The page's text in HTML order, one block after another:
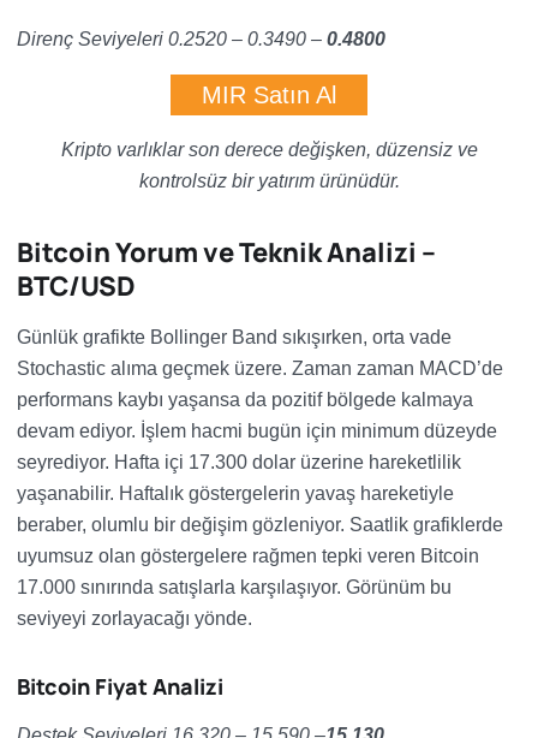
Direnç Seviyeleri 0.2520 – 0.3490 – 0.4800
MIR Satın Al
Kripto varlıklar son derece değişken, düzensiz ve
kontrolsüz bir yatırım ürünüdür.
Bitcoin Yorum ve Teknik Analizi –
BTC/USD
Günlük grafikte Bollinger Band sıkışırken, orta vade
Stochastic alıma geçmek üzere. Zaman zaman MACD’de
performans kaybı yaşansa da pozitif bölgede kalmaya
devam ediyor. İşlem hacmi bugün için minimum düzeyde
seyrediyor. Hafta içi 17.300 dolar üzerine hareketlilik
yaşanabilir. Haftalık göstergelerin yavaş hareketiyle
beraber, olumlu bir değişim gözleniyor. Saatlik grafiklerde
uyumsuz olan göstergelere rağmen tepki veren Bitcoin
17.000 sınırında satışlarla karşılaşıyor. Görünüm bu
seviyeyi zorlayacağı yönde.
Bitcoin Fiyat Analizi